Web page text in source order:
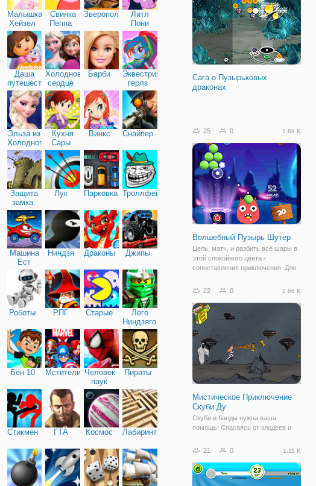
Малышка
Хейзел
Свинка
Пеппа
Зверополис
Литл
Пони
Дружба
Даша
путешественница
Холодное
сердце
Барби
Эквестрия
герлз
Эльза из
Холодного
сердца
Кухня
Сары
Винкс Снайпер
Защита
замка
Лук Парковка Троллфейс
Машина
Ест
Машину
Ниндзя Драконы Джипы
Роботы РПГ Старые
Лего
Ниндзяго
Бен 10 Мстители Человек-
паук
Пираты
Стикмен ГТА Космос Лабиринты
Сага о Пузырьковых
драконах
25 0 1.68 K
Волшебный Пузырь Шутер
Цель, матч, и разбить все шары в
этой спокойного цвета -
сопоставления приключения. Для
соответствовать три или более же
огонь пузырь, что вам дают в кучу
пузыри
22 0 2.66 K
Мистическое Приключение
Скуби Ду
Скуби и банды нужна ваша
помощь! Спасаясь от злодеев и
погони.
21 0 1.11 K